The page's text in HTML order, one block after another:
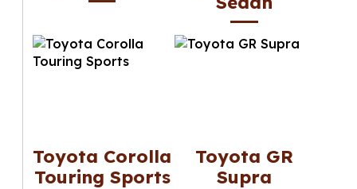
Toyota Corolla
Touring Sports
Toyota GR
Supra